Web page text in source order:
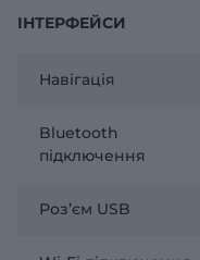
ІНТЕРФЕЙСИ
Навігація
Bluetooth
підключення
Розʼєм USB